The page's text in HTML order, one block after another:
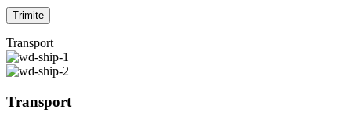
Transport
Transport